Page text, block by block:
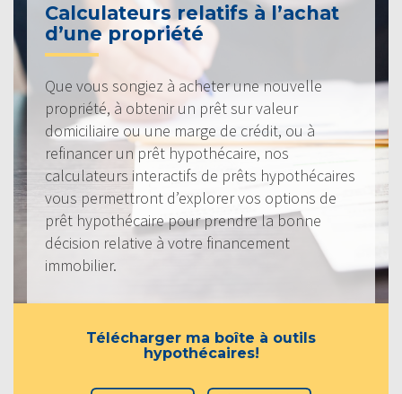
Calculateurs relatifs à l’achat
d’une propriété
Que vous songiez à acheter une nouvelle
propriété, à obtenir un prêt sur valeur
domiciliaire ou une marge de crédit, ou à
refinancer un prêt hypothécaire, nos
calculateurs interactifs de prêts hypothécaires
vous permettront d’explorer vos options de
prêt hypothécaire pour prendre la bonne
décision relative à votre financement
immobilier.
Télécharger ma boîte à outils
hypothécaires!